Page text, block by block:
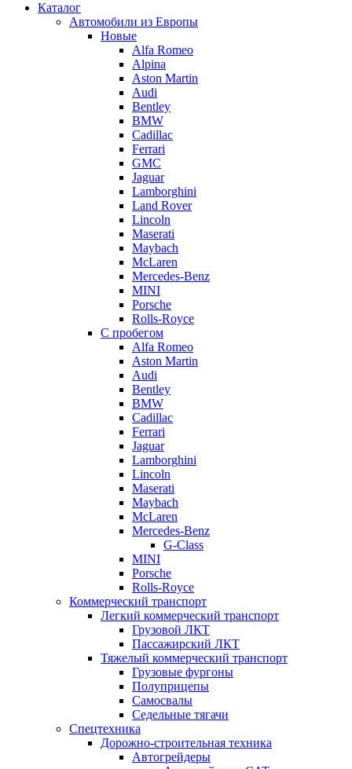
Каталог
Автомобили из Европы
Новые
Alfa Romeo
Alpina
Aston Martin
Audi
Bentley
BMW
Cadillac
Ferrari
GMC
Jaguar
Lamborghini
Land Rover
Lincoln
Maserati
Maybach
McLaren
Mercedes-Benz
MINI
Porsche
Rolls-Royce
С пробегом
Alfa Romeo
Aston Martin
Audi
Bentley
BMW
Cadillac
Ferrari
Jaguar
Lamborghini
Lincoln
Maserati
Maybach
McLaren
Mercedes-Benz
G-Class
MINI
Porsche
Rolls-Royce
Коммерческий транспорт
Легкий коммерческий транспорт
Грузовой ЛКТ
Пассажирский ЛКТ
Тяжелый коммерческий транспорт
Грузовые фургоны
Полуприцепы
Самосвалы
Седельные тягачи
Спецтехника
Дорожно-строительная техника
Автогрейдеры